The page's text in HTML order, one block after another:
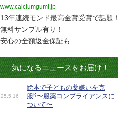
www.calciumgumi.jp
13年連続モンド最高金賞受賞で話題！
無料サンプル有り！
安心の全額返金保証も
気になるニュースをお届け！
25.5.16
絵本で子どもの薬嫌いを克
服⁉︎〜服薬コンプライアンスに
ついて〜